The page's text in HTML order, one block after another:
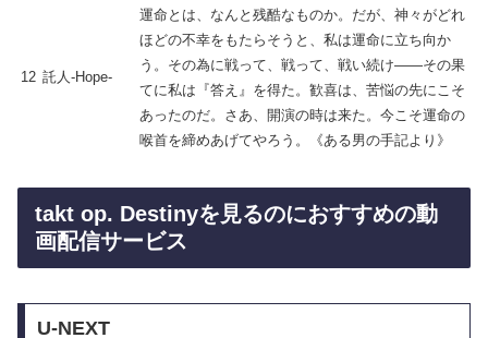
12 託人-Hope-
運命とは、なんと残酷なものか。だが、神々がどれ
ほどの不幸をもたらそうと、私は運命に立ち向か
う。その為に戦って、戦って、戦い続け――その果
てに私は『答え』を得た。歓喜は、苦悩の先にこそ
あったのだ。さあ、開演の時は来た。今こそ運命の
喉首を締めあげてやろう。《ある男の手記より》
takt op. Destinyを見るのにおすすめの動
画配信サービス
U-NEXT